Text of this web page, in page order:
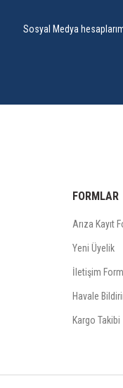
Sosyal Medya
FORMLAR
Arıza Kayıt
Yeni Üyelik
İletişim
Havale
Kargo Takibi